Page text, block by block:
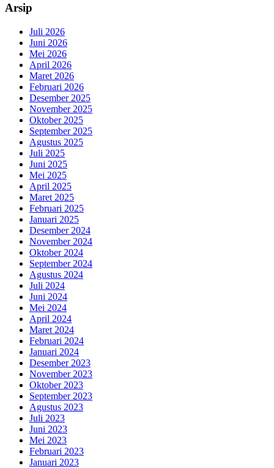
Arsip
Juli 2026
Juni 2026
Mei 2026
April 2026
Maret 2026
Februari 2026
Desember 2025
November 2025
Oktober 2025
September 2025
Agustus 2025
Juli 2025
Juni 2025
Mei 2025
April 2025
Maret 2025
Februari 2025
Januari 2025
Desember 2024
November 2024
Oktober 2024
September 2024
Agustus 2024
Juli 2024
Juni 2024
Mei 2024
April 2024
Maret 2024
Februari 2024
Januari 2024
Desember 2023
November 2023
Oktober 2023
September 2023
Agustus 2023
Juli 2023
Juni 2023
Mei 2023
Februari 2023
Januari 2023